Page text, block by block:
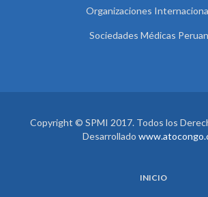
Organizaciones
Sociedades Médicas
Copyright © SPMI 2017. Todos los
Desarrollado
INICIO